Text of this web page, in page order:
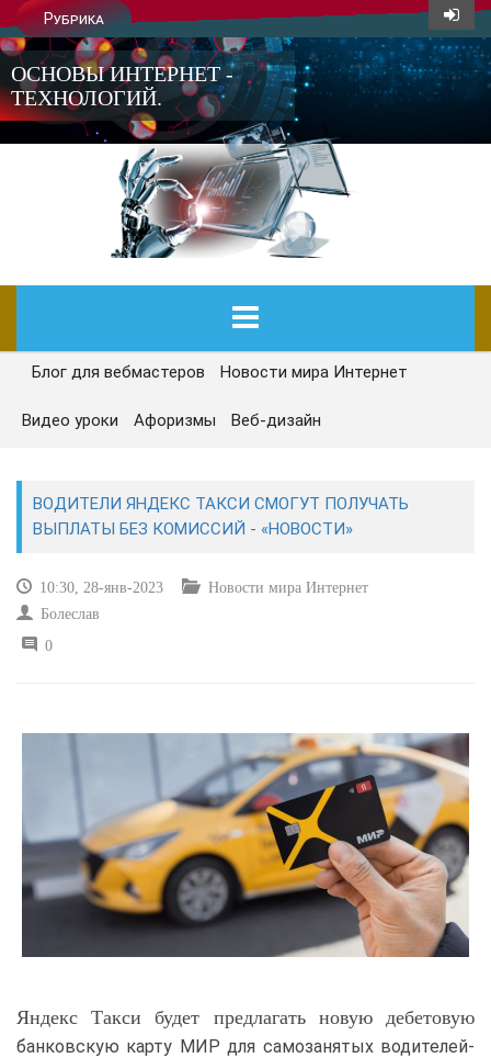
Рубрика
ОСНОВЫ ИНТЕРНЕТ -
ТЕХНОЛОГИЙ.
ГЛАВНАЯ
СЕГОДНЯ
РЕМОНТ И СОВЕТЫ
ИНТЕРНЕТ И СВЯЗЬ
Блог для вебмастеров Новости мира Интернет
Видео уроки Афоризмы Веб-дизайн
ВОДИТЕЛИ ЯНДЕКС ТАКСИ СМОГУТ ПОЛУЧАТЬ
ВЫПЛАТЫ БЕЗ КОМИССИЙ - «НОВОСТИ»
10:30, 28-янв-2023
Новости мира Интернет
Болеслав
0
Яндекс Такси будет предлагать новую дебетовую
банковскую карту МИР для самозанятых водителей-